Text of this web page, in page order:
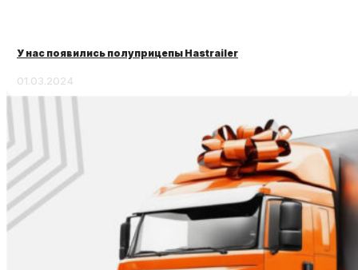
У нас появились полуприцепы Hastrailer
01.03.2024